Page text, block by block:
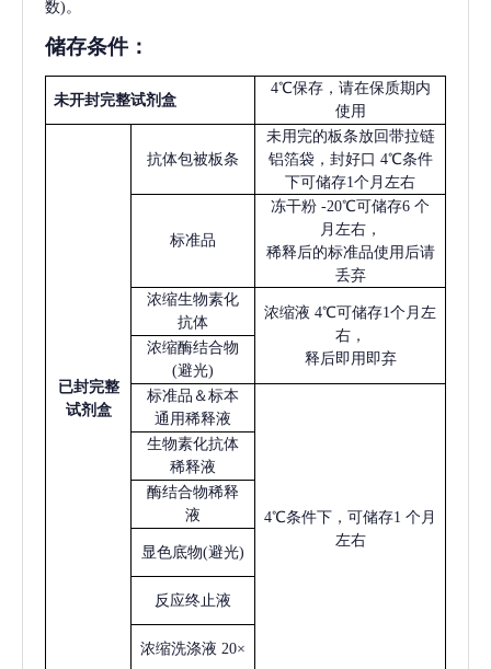
数)。
储存条件：
未开封完整试剂盒
4℃保存，请在保质期内
使用
已封完整
试剂盒
抗体包被板条
未用完的板条放回带拉链
铝箔袋，封好口 4℃条件
下可储存1个月左右
标准品
冻干粉 -20℃可储存6 个
月左右，
稀释后的标准品使用后请
丢弃
浓缩生物素化
抗体
浓缩液 4℃可储存1个月左
右，
释后即用即弃
浓缩酶结合物
(避光)
标准品＆标本
通用稀释液
4℃条件下，可储存1 个月
左右
生物素化抗体
稀释液
酶结合物稀释
液
显色底物(避光)
反应终止液
浓缩洗涤液 20×